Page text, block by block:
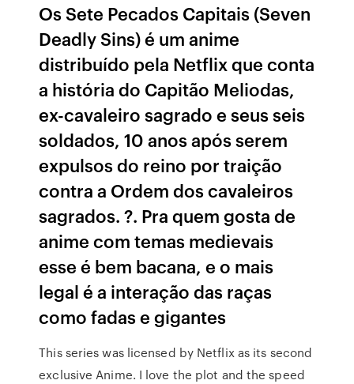
Os Sete Pecados Capitais (Seven
Deadly Sins) é um anime
distribuído pela Netflix que conta
a história do Capitão Meliodas,
ex-cavaleiro sagrado e seus seis
soldados, 10 anos após serem
expulsos do reino por traição
contra a Ordem dos cavaleiros
sagrados. ?. Pra quem gosta de
anime com temas medievais
esse é bem bacana, e o mais
legal é a interação das raças
como fadas e gigantes
This series was licensed by Netflix as its second
exclusive Anime. I love the plot and the speed